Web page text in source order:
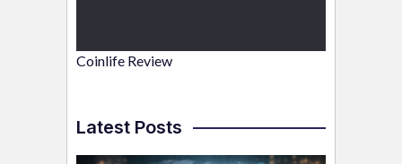
Coinlife Review
Latest Posts